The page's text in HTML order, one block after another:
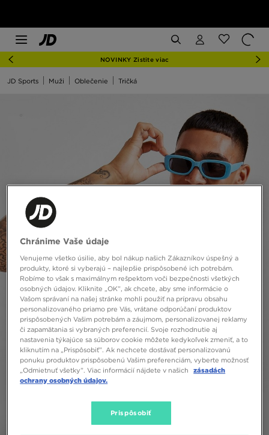
NOVINKY Zistite viac
JD Sports Muži Oblečenie Tričká
Chránime Vaše údaje
Venujeme všetko úsilie, aby bol nákup našich Zákazníkov úspešný a
produkty, ktoré si vyberajú – najlepšie prispôsobené ich potrebám.
Robíme to však s maximálnym rešpektom voči bezpečnosti všetkých
osobných údajov. Kliknite „OK”, ak chcete, aby sme informácie o
Vašom správaní na našej stránke mohli použiť na prípravu obsahu
personalizovaného priamo pre Vás, vrátane odporúčaní produktov
prispôsobených Vašim potrebám a záujmom, personalizovanej reklamy
či zapamätania si vybraných preferencií. Svoje rozhodnutie aj
nastavenia týkajúce sa súborov cookie môžete kedykoľvek zmeniť, a to
kliknutím na „Prispôsobiť”. Ak nechcete dostávať personalizovanú
ponuku produktov prispôsobenú Vašim preferenciám, vyberte možnosť
„Odmietnuť všetky”. Viac informácií nájdete v našich
zásadách
ochrany osobných údajov.
Prispôsobiť